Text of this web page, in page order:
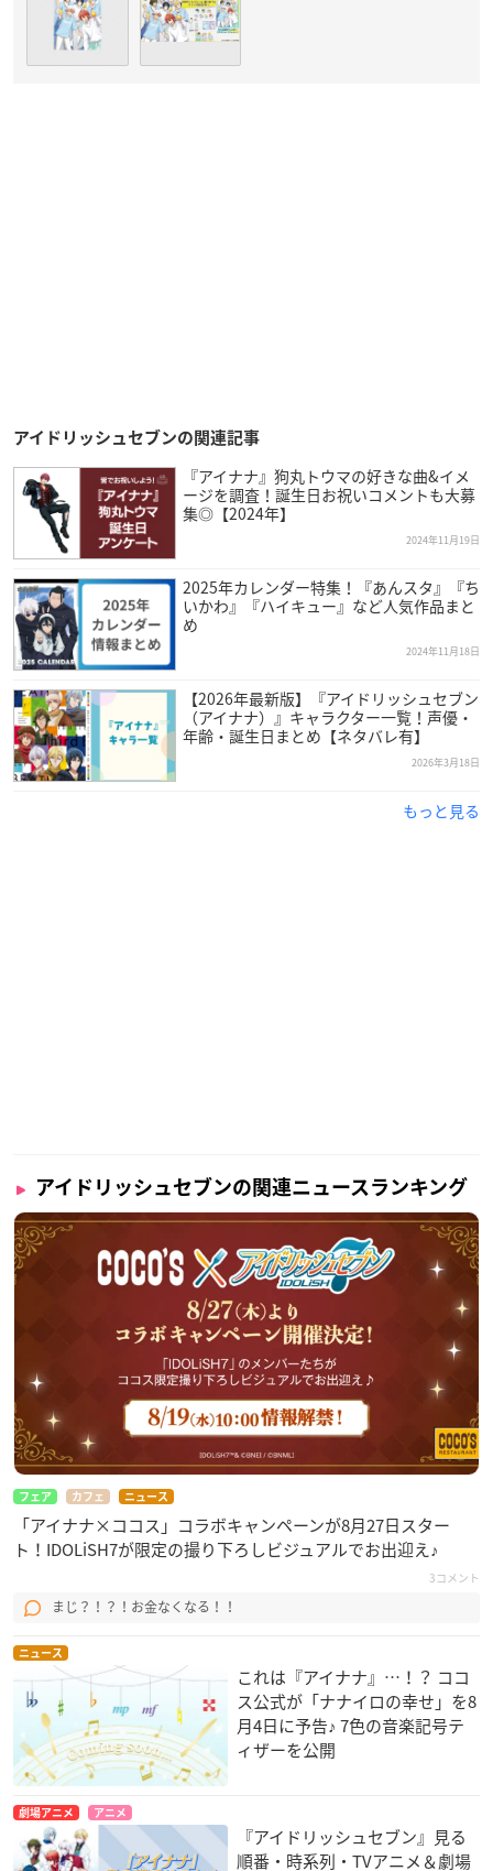
アイドリッシュセブンの関連記事
『アイナナ』狗丸トウマの好きな曲&イメ
ージを調査！誕生日お祝いコメントも大募
集◎【2024年】
2024年11月19日
2025年カレンダー特集！『あんスタ』『ち
いかわ』『ハイキュー』など人気作品まと
め
2024年11月18日
【2026年最新版】『アイドリッシュセブン
（アイナナ）』キャラクター一覧！声優・
年齢・誕生日まとめ【ネタバレ有】
2026年3月18日
もっと見る
アイドリッシュセブンの関連ニュースランキング
フェア カフェ ニュース
「アイナナ×ココス」コラボキャンペーンが8月27日スター
ト！IDOLiSH7が限定の撮り下ろしビジュアルでお出迎え♪
3コメント
まじ？！？！お金なくなる！！
ニュース
これは『アイナナ』…！？ ココ
ス公式が「ナナイロの幸せ」を8
月4日に予告♪ 7色の音楽記号テ
ィザーを公開
劇場アニメ アニメ
『アイドリッシュセブン』見る
順番・時系列・TVアニメ＆劇場